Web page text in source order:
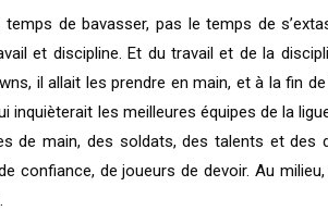
de bavasser, pas le temps de
et discipline. Et du travail et de la
il allait les prendre en main, et à la fin
inquièterait les meilleures équipes de la
de main, des soldats, des talents et des
confiance, de joueurs de devoir. Au